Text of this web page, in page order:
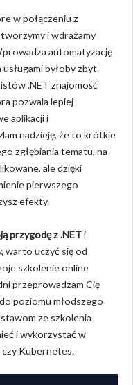
w połączeniu z
i wdrażamy
automatyzację
byłoby zbyt
.NET znajomość
pozwala lepiej
aplikacji i
nadzieję, że to krótkie
zgłębiania tematu, na
ale dzięki
pierwszego
efekty.
przygodę z .NETi
warto uczyć się od
szkolenie online
przeprowadzam Cię
poziomu młodszego
ze szkolenia
i wykorzystać w
Kubernetes.